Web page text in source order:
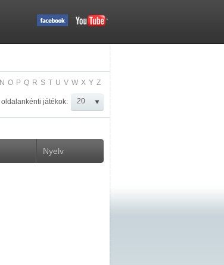
N O P Q R S T U V W X Y Z
oldalankénti játékok:
Nyelv